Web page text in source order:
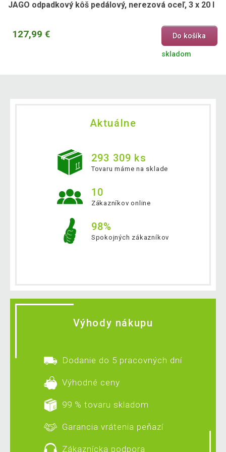
JAGO odpadkový kôš pedálový, nerezová oceľ, 3 x 20 l
127,99 € Do košíka
skladom
Aktuálne
293 309 ks
Tovaru máme na sklade
10
Zákazníkov online
98%
Spokojných zákazníkov
Výhody nákupu
Dodanie do 5 pracovných dní
Výhodné ceny
99 % tovaru skladom
Garancia vrátenia peňazí
Zákaznícka podpora